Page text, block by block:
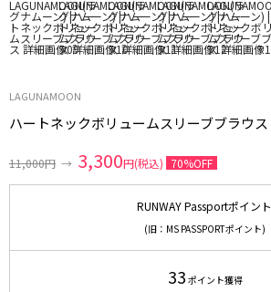
LAGUNAMOON
ハートネックボリュームスリーブブラウス
11,000円 → 3,300円(税込) 70%OFF
RUNWAY Passportポイント
(旧：MS PASSPORTポイント)
33 ポイント獲得